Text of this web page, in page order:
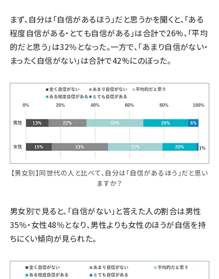
まず、自分は「自信があるほう」だと思うかを聞くと、「ある
程度自信がある・とても自信がある」は合計で26%、「平均
的だと思う」は32％となった。一方で、「あまり自信がない・
まったく自信がない」は合計で42%にのぼった。
【男女別】同世代の人と比べて、自分は「自信があるほう」だと思い
ますか？
男女別で見ると、「自信がない」と答えた人の割合は男性
35％・女性48％となり、男性よりも女性のほうが自信を持
ちにくい傾向が見られた。